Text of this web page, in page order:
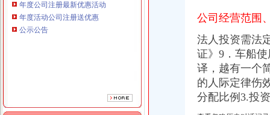
年度公司注册最新优惠活动
年度活动公司注册送优惠
公示公告
重庆三虹房地产营销策划有限公司
重庆科米克商贸有限责任公司 渝北50万 （工商注册）
重庆瑾崇进出口贸易有限公司 渝中100万 （进出口权）
公司经营范围
法人投资需法
证》9．车船
译，越有一个
的人际定律伤
分配比例3.投